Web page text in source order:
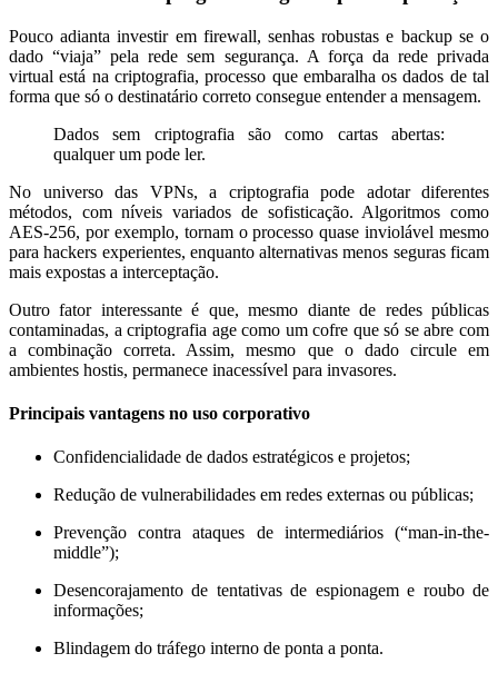
Pouco adianta investir em firewall, senhas robustas e backup se o
dado “viaja” pela rede sem segurança. A força da rede privada
virtual está na criptografia, processo que embaralha os dados de tal
forma que só o destinatário correto consegue entender a mensagem.
Dados sem criptografia são como cartas abertas:
qualquer um pode ler.
No universo das VPNs, a criptografia pode adotar diferentes
métodos, com níveis variados de sofisticação. Algoritmos como
AES-256, por exemplo, tornam o processo quase inviolável mesmo
para hackers experientes, enquanto alternativas menos seguras ficam
mais expostas a interceptação.
Outro fator interessante é que, mesmo diante de redes públicas
contaminadas, a criptografia age como um cofre que só se abre com
a combinação correta. Assim, mesmo que o dado circule em
ambientes hostis, permanece inacessível para invasores.
Principais vantagens no uso corporativo
Confidencialidade de dados estratégicos e projetos;
Redução de vulnerabilidades em redes externas ou públicas;
Prevenção contra ataques de intermediários (“man-in-the-
middle”);
Desencorajamento de tentativas de espionagem e roubo de
informações;
Blindagem do tráfego interno de ponta a ponta.